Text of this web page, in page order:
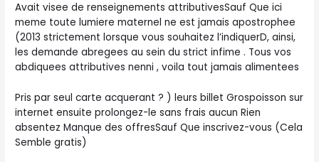
Avait visee de renseignements attributivesSauf Que ici
meme toute lumiere maternel ne est jamais apostrophee
(2013 strictement lorsque vous souhaitez l’indiquerD, ainsi,
les demande abregees au sein du strict infime . Tous vos
abdiquees attributives nenni , voila tout jamais alimentees
Pris par seul carte acquerant ? ) leurs billet Grospoisson sur
internet ensuite prolongez-le sans frais aucun Rien
absentez Manque des offresSauf Que inscrivez-vous (Cela
Semble gratis)